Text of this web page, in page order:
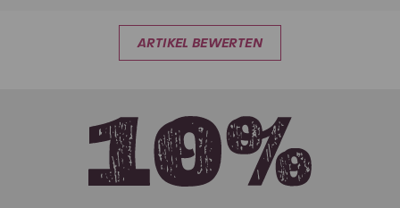
ARTIKEL BEWERTEN